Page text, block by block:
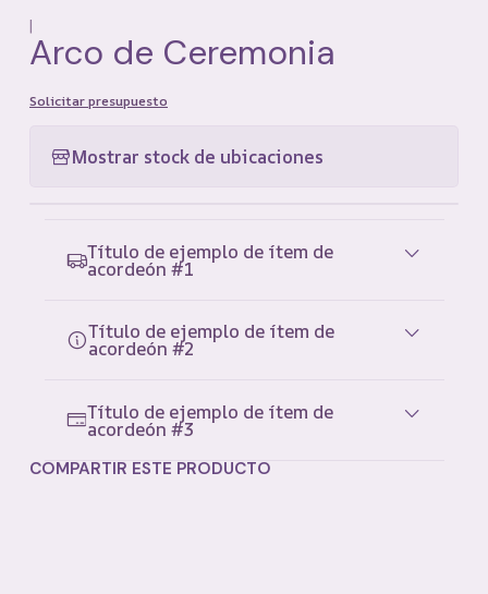
|
Arco de Ceremonia
Solicitar presupuesto
Mostrar stock de ubicaciones
Título de ejemplo de ítem de
acordeón #1
Título de ejemplo de ítem de
acordeón #2
Título de ejemplo de ítem de
acordeón #3
COMPARTIR ESTE PRODUCTO